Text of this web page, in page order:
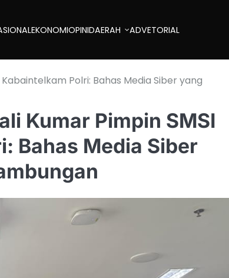
EKONOMIOPINIDAERAH ADVETORIAL
Polri: Bahas Media Siber yang
Kumar Pimpin SMSI
Bahas Media Siber